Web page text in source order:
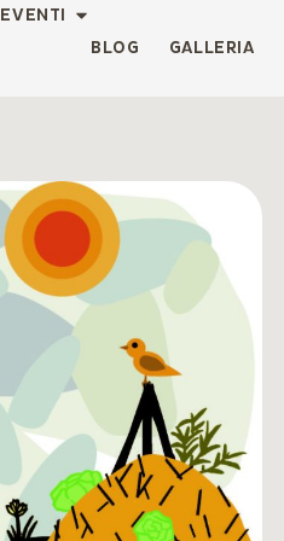
EVENTI
BLOG
GALLERIA